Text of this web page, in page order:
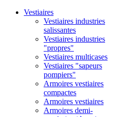
Vestiaires
Vestiaires industries
salissantes
Vestiaires industries
"propres"
Vestiaires multicases
Vestiaires "sapeurs
pompiers"
Armoires vestiaires
compactes
Armoires vestiaires
Armoires demi-